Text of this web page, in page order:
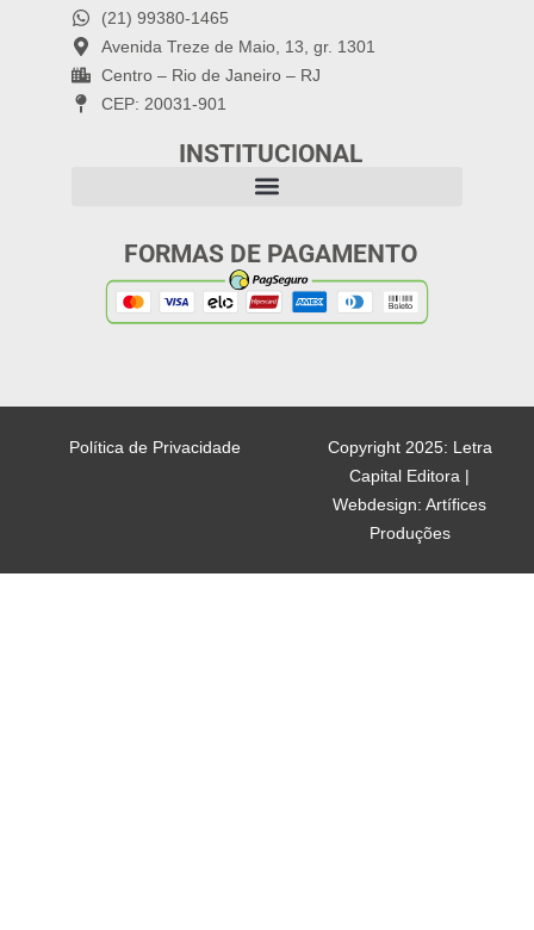
(21) 99380-1465
Avenida Treze de Maio, 13, gr. 1301
Centro – Rio de Janeiro – RJ
CEP: 20031-901
INSTITUCIONAL
FORMAS DE PAGAMENTO
Copyright 2025: Letra
Capital Editora |
Webdesign: Artífices
Produções
Política de Privacidade